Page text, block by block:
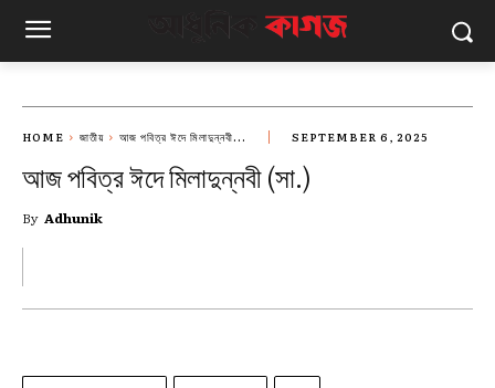
HOME জাতীয় আজ পবিত্র ঈদে মিলাদুন্নবী... SEPTEMBER 6, 2025
আজ পবিত্র ঈদে মিলাদুন্নবী (সা.)
By Adhunik